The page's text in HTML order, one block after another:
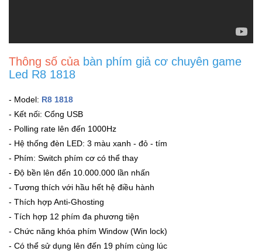
Thông số của bàn phím giả cơ chuyên game
Led R8 1818
- Model: R8 1818
- Kết nối: Cổng USB
- Polling rate lên đến 1000Hz
- Hệ thống đèn LED: 3 màu xanh - đỏ - tím
- Phím: Switch phím cơ có thể thay
- Độ bền lên đến 10.000.000 lần nhấn
- Tương thích với hầu hết hệ điều hành
- Thích hợp Anti-Ghosting
- Tích hợp 12 phím đa phương tiện
- Chức năng khóa phím Window (Win lock)
- Có thể sử dụng lên đến 19 phím cùng lúc